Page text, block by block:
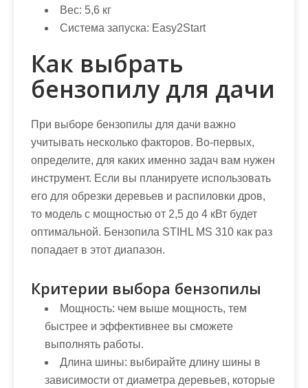
Вес: 5,6 кг
Система запуска: Easy2Start
Как выбрать
бензопилу для дачи
При выборе бензопилы для дачи важно
учитывать несколько факторов. Во-первых,
определите, для каких именно задач вам нужен
инструмент. Если вы планируете использовать
его для обрезки деревьев и распиловки дров,
то модель с мощностью от 2,5 до 4 кВт будет
оптимальной. Бензопила STIHL MS 310 как раз
попадает в этот диапазон.
Критерии выбора бензопилы
Мощность: чем выше мощность, тем
быстрее и эффективнее вы сможете
выполнять работы.
Длина шины: выбирайте длину шины в
зависимости от диаметра деревьев, которые